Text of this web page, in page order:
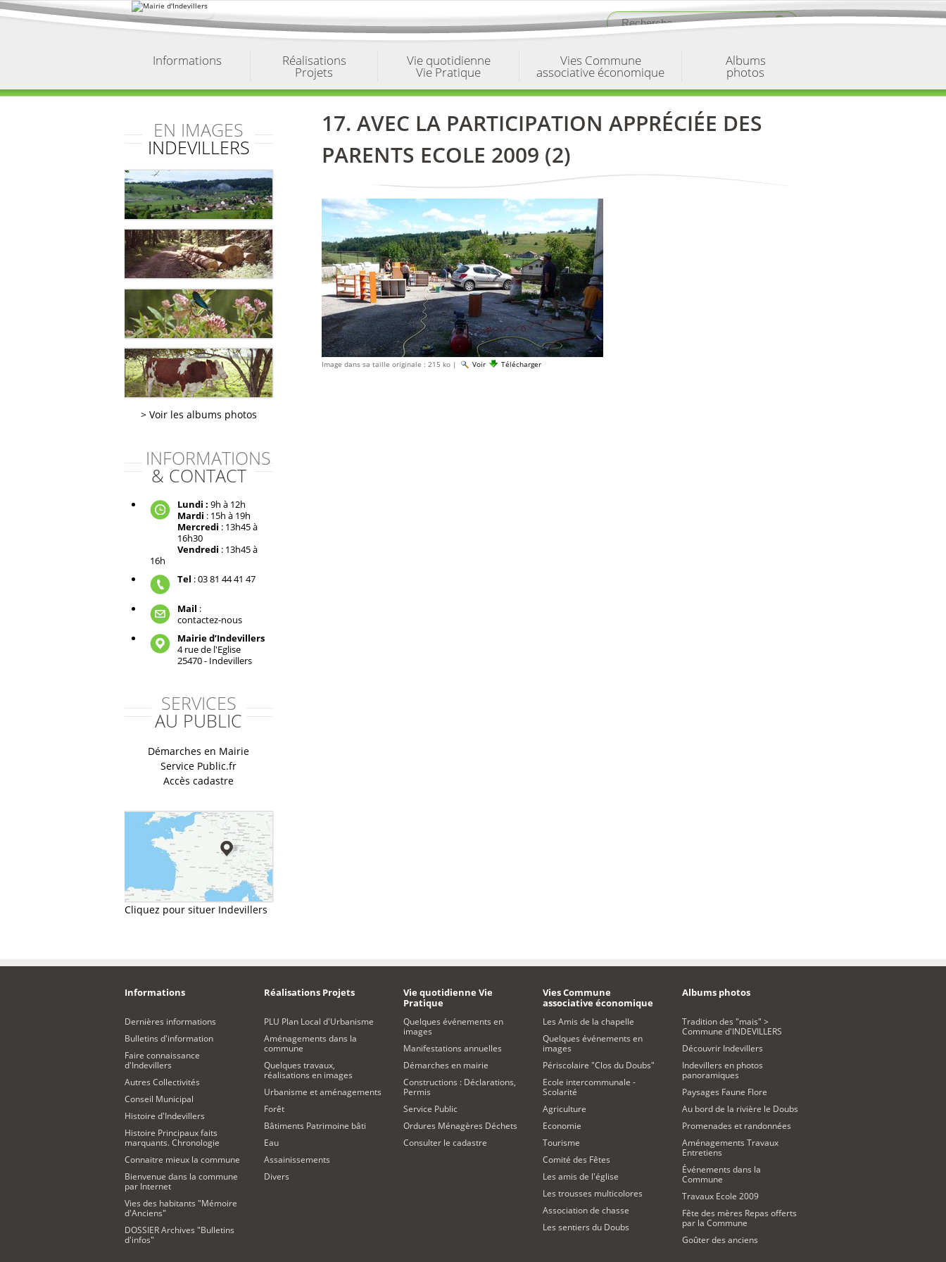
Aller
au
Informations Réalisations
Projets
Vie quotidienne
Vie Pratique
Vies Commune
associative économique
Albums
photos
EN IMAGES
INDEVILLERS
Voir les albums photos
INFORMATIONS
& CONTACT
Lundi : 9h à 12h
Mardi : 15h à 19h
Mercredi : 13h45 à
16h30
Vendredi : 13h45 à
16h
Tel : 03 81 44 41 47
Mail :
contactez-nous
Mairie d’Indevillers
4 rue de l'Eglise
25470 - Indevillers
SERVICES
AU PUBLIC
Démarches en Mairie
Service Public.fr
Accès cadastre
Cliquez pour situer Indevillers
17. AVEC LA PARTICIPATION APPRÉCIÉE DES
PARENTS ECOLE 2009 (2)
Image dans sa taille originale : 215 ko | Voir Télécharger
Informations
Dernières informations
Bulletins d'information
Faire connaissance
d'Indevillers
Autres Collectivités
Conseil Municipal
Histoire d'Indevillers
Histoire Principaux faits
marquants. Chronologie
Connaitre mieux la commune
Bienvenue dans la commune
par Internet
Vies des habitants "Mémoire
d'Anciens"
DOSSIER Archives "Bulletins
d'infos"
Réalisations Projets
PLU Plan Local d'Urbanisme
Aménagements dans la
commune
Quelques travaux,
réalisations en images
Urbanisme et aménagements
Forêt
Bâtiments Patrimoine bâti
Eau
Assainissements
Divers
Vie quotidienne Vie
Pratique
Quelques événements en
images
Manifestations annuelles
Démarches en mairie
Constructions : Déclarations,
Permis
Service Public
Ordures Ménagères Déchets
Consulter le cadastre
Vies Commune
associative économique
Les Amis de la chapelle
Quelques événements en
images
Périscolaire "Clos du Doubs"
Ecole intercommunale -
Scolarité
Agriculture
Economie
Tourisme
Comité des Fêtes
Les amis de l'église
Les trousses multicolores
Association de chasse
Les sentiers du Doubs
Albums photos
Tradition des "mais" >
Commune d'INDEVILLERS
Découvrir Indevillers
Indevillers en photos
panoramiques
Paysages Faune Flore
Au bord de la rivière le Doubs
Promenades et randonnées
Aménagements Travaux
Entretiens
Événements dans la
Commune
Travaux Ecole 2009
Fête des mères Repas offerts
par la Commune
Goûter des anciens